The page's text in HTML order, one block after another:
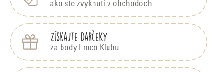
i
e
p
r
ako ste zvyknutí v obchodoch
Získajte darčeky
za body Emco Klubu